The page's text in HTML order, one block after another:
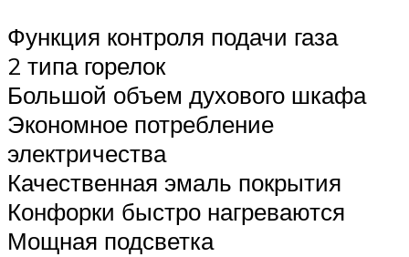
Функция контроля подачи газа
2 типа горелок
Большой объем духового шкафа
Экономное потребление
электричества
Качественная эмаль покрытия
Конфорки быстро нагреваются
Мощная подсветка